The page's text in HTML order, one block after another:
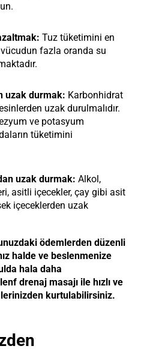
Tuz tüketimini en
fazla oranda su
uzak durmak: Karbonhidrat
uzak durulmalıdır.
ve potasyum
tüketimini
uzak durmak:Alkol,
asitli içecekler, çay gibi asit
içeceklerden uzak
ödemlerden düzenli
halde ve beslenmenize
hala daha
drenaj masajı ile hızlı ve
kurtulabilirsiniz.